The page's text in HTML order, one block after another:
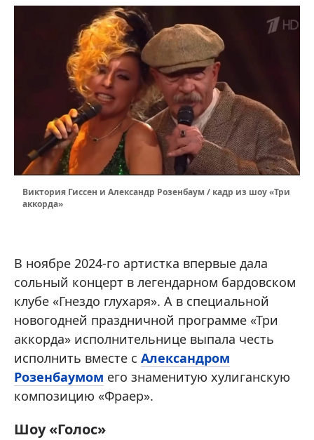
Виктория Гиссен и Александр Розенбаум / кадр из шоу «Три
аккорда»
В ноябре 2024-го артистка впервые дала
сольный концерт в легендарном бардовском
клубе «Гнездо глухаря». А в специальной
новогодней праздничной программе «Три
аккорда» исполнительнице выпала честь
исполнить вместе с Александром
Розенбаумом его знаменитую хулиганскую
композицию «Фраер».
Шоу «Голос»